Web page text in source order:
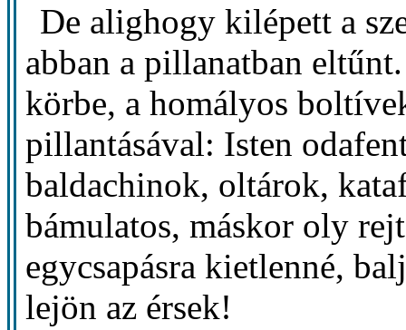
De alighogy kilépett a
abban a pillanatban
körbe, a homályos
pillantásával: Isten
baldachinok, oltárok,
bámulatos, máskor oly
egycsapásra kietlenné,
lejön az érsek!